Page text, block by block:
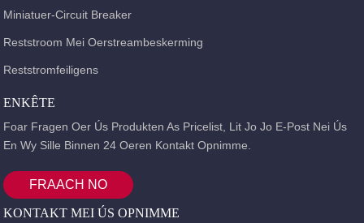
Miniatuer-Circuit Breaker
Reststroom Mei Oerstreambeskerming
Reststromfeiligens
ENKÊTE
Foar Fragen Oer Ús Produkten As Pricelist, Lit Jo Jo E-Post Nei Ús
En Wy Sille Binnen 24 Oeren Kontakt Opnimme.
FRAACH NO
KONTAKT MEI ÚS OPNIMME